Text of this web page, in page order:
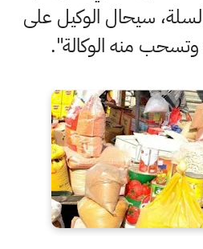
سيحال الوكيل على
وتسحب منه الوكالة".